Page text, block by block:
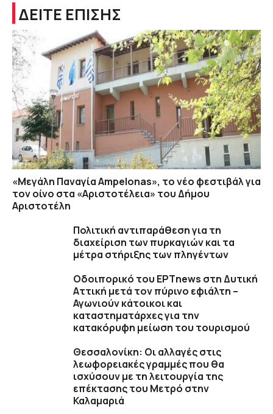
ΔΕΙΤΕ ΕΠΙΣΗΣ
«Μεγάλη Παναγία Ampelonas», το νέο φεστιβάλ για
τον οίνο στα «Αριστοτέλεια» του Δήμου
Αριστοτέλη
Πολιτική αντιπαράθεση για τη
διαχείριση των πυρκαγιών και τα
μέτρα στήριξης των πληγέντων
Οδοιπορικό του ΕΡΤnews στη Δυτική
Αττική μετά τον πύρινο εφιάλτη –
Αγωνιούν κάτοικοι και
καταστηματάρχες για την
κατακόρυφη μείωση του τουρισμού
Θεσσαλονίκη: Οι αλλαγές στις
λεωφορειακές γραμμές που θα
ισχύσουν με τη λειτουργία της
επέκτασης του Μετρό στην
Καλαμαριά